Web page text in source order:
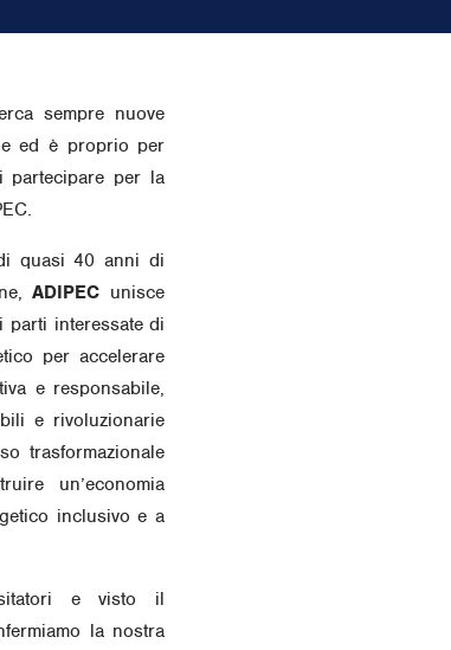
sempre nuove
ed è proprio per
partecipare per la
quasi 40 anni di
ADIPEC unisce
interessate di
per accelerare
e responsabile,
e rivoluzionarie
trasformazionale
un’economia
inclusivo e a
e visto il
la nostra